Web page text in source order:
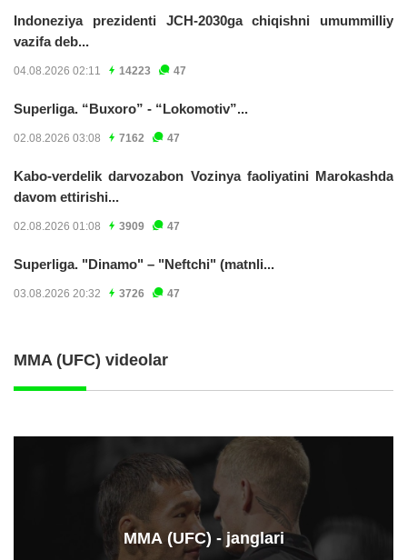
Indoneziya prezidenti JCH-2030ga chiqishni umummilliy
vazifa deb...
04.08.2026 02:11 14223 47
Superliga. “Buxoro” - “Lokomotiv”...
02.08.2026 03:08 7162 47
Kabo-verdelik darvozabon Vozinya faoliyatini Marokashda
davom ettirishi...
02.08.2026 01:08 3909 47
Superliga. "Dinamo" – "Neftchi" (matnli...
03.08.2026 20:32 3726 47
MMA (UFC) videolar
ММА (UFC) - janglari